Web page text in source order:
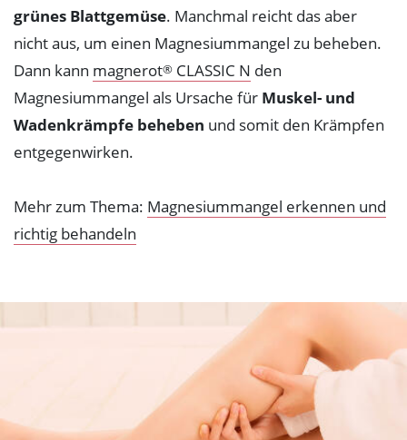
grünes Blattgemüse. Manchmal reicht das aber
nicht aus, um einen Magnesiummangel zu beheben.
Dann kann magnerot® CLASSIC N den
Magnesiummangel als Ursache für Muskel- und
Wadenkrämpfe beheben und somit den Krämpfen
entgegenwirken.
Mehr zum Thema: Magnesiummangel erkennen und
richtig behandeln